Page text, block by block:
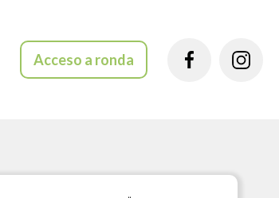
Acceso a ronda